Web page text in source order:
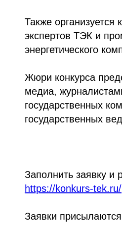
Также
экспертов ТЭК и
энергетического
Жюри конкурса
медиа,
государственных
государственных
Заполнить заявку и
https://konkurs-tek.ru/
Заявки